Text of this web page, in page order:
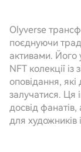
Olyverse
поєднуючи
активами. Його
NFT колекції із
оповідання,
залучатися. Ця
досвід
для художників